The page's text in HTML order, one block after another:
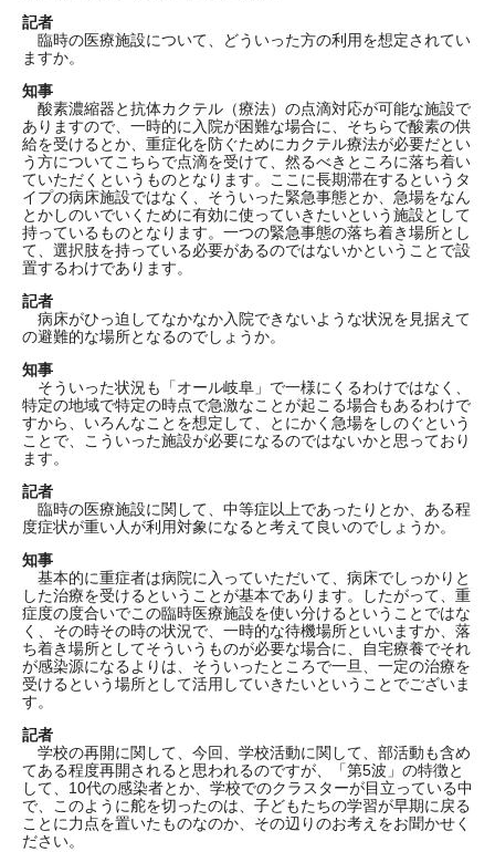
記者
臨時の医療施設について、どういった方の利用を想定されてい
ますか。
知事
酸素濃縮器と抗体カクテル（療法）の点滴対応が可能な施設で
ありますので、一時的に入院が困難な場合に、そちらで酸素の供
給を受けるとか、重症化を防ぐためにカクテル療法が必要だとい
う方についてこちらで点滴を受けて、然るべきところに落ち着い
ていただくというものとなります。ここに長期滞在するというタ
イプの病床施設ではなく、そういった緊急事態とか、急場をなん
とかしのいでいくために有効に使っていきたいという施設として
持っているものとなります。一つの緊急事態の落ち着き場所とし
て、選択肢を持っている必要があるのではないかということで設
置するわけであります。
記者
病床がひっ迫してなかなか入院できないような状況を見据えて
の避難的な場所となるのでしょうか。
知事
そういった状況も「オール岐阜」で一様にくるわけではなく、
特定の地域で特定の時点で急激なことが起こる場合もあるわけで
すから、いろんなことを想定して、とにかく急場をしのぐという
ことで、こういった施設が必要になるのではないかと思っており
ます。
記者
臨時の医療施設に関して、中等症以上であったりとか、ある程
度症状が重い人が利用対象になると考えて良いのでしょうか。
知事
基本的に重症者は病院に入っていただいて、病床でしっかりと
した治療を受けるということが基本であります。したがって、重
症度の度合いでこの臨時医療施設を使い分けるということではな
く、その時その時の状況で、一時的な待機場所といいますか、落
ち着き場所としてそういうものが必要な場合に、自宅療養でそれ
が感染源になるよりは、そういったところで一旦、一定の治療を
受けるという場所として活用していきたいということでございま
す。
記者
学校の再開に関して、今回、学校活動に関して、部活動も含め
てある程度再開されると思われるのですが、「第5波」の特徴と
して、10代の感染者とか、学校でのクラスターが目立っている中
で、このように舵を切ったのは、子どもたちの学習が早期に戻る
ことに力点を置いたものなのか、その辺りのお考えをお聞かせく
ださい。